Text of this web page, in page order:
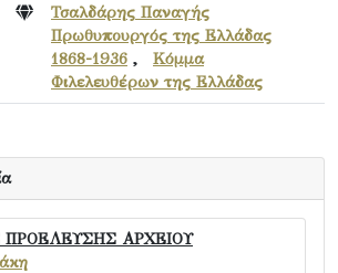
Τσαλδάρης Παναγής
Πρωθυπουργός της Ελλάδας
1868-1936 , Κόμμα
Φιλελευθέρων της Ελλάδας
ΑΡΧΕΙΟΥ